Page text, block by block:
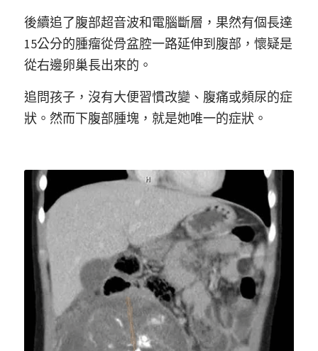
後續追了腹部超音波和電腦斷層，果然有個長達
15公分的腫瘤從骨盆腔一路延伸到腹部，懷疑是
從右邊卵巢長出來的。
追問孩子，沒有大便習慣改變、腹痛或頻尿的症
狀。然而下腹部腫塊，就是她唯一的症狀。